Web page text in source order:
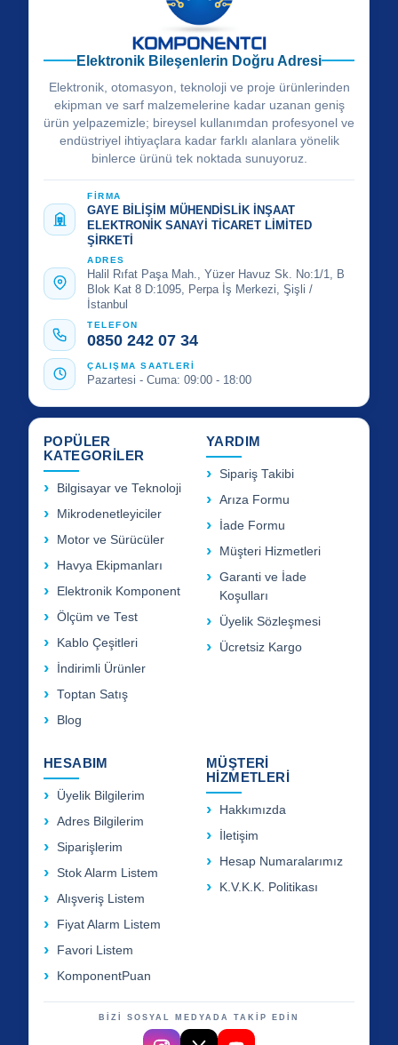
Elektronik Bileşenlerin Doğru Adresi
Elektronik, otomasyon, teknoloji ve proje ürünlerinden
ekipman ve sarf malzemelerine kadar uzanan geniş
ürün yelpazemizle; bireysel kullanımdan profesyonel ve
endüstriyel ihtiyaçlara kadar farklı alanlara yönelik
binlerce ürünü tek noktada sunuyoruz.
FİRMA
GAYE BİLİŞİM MÜHENDİSLİK İNŞAAT
ELEKTRONİK SANAYİ TİCARET LİMİTED
ŞİRKETİ
ADRES
Halil Rıfat Paşa Mah., Yüzer Havuz Sk. No:1/1, B
Blok Kat 8 D:1095, Perpa İş Merkezi, Şişli /
İstanbul
TELEFON
0850 242 07 34
ÇALIŞMA SAATLERİ
Pazartesi - Cuma: 09:00 - 18:00
POPÜLER
KATEGORİLER
Bilgisayar ve Teknoloji
Mikrodenetleyiciler
Motor ve Sürücüler
Havya Ekipmanları
Elektronik Komponent
Ölçüm ve Test
Kablo Çeşitleri
İndirimli Ürünler
Toptan Satış
Blog
YARDIM
Sipariş Takibi
Arıza Formu
İade Formu
Müşteri Hizmetleri
Garanti ve İade
Koşulları
Üyelik Sözleşmesi
Ücretsiz Kargo
HESABIM
Üyelik Bilgilerim
Adres Bilgilerim
Siparişlerim
Stok Alarm Listem
Alışveriş Listem
Fiyat Alarm Listem
Favori Listem
KomponentPuan
MÜŞTERİ
HİZMETLERİ
Hakkımızda
İletişim
Hesap Numaralarımız
K.V.K.K. Politikası
BİZİ SOSYAL MEDYADA TAKİP EDİN